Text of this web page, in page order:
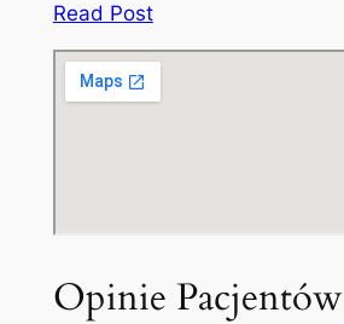
Read Post
Opinie Pacjentów